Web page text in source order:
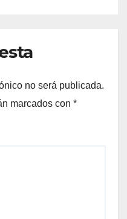
no será publicada.
marcados con *